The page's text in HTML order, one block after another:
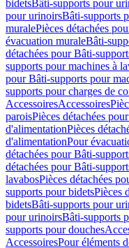
bidetsBâti-supports pour
pour urinoirsBâti-supports
muralePièces détachées
évacuation muraleBâti-
détachées pour Bâti-
supports pour machines à
pour Bâti-supports pour
supports pour charges de
AccessoiresAccessoires
paroisPièces détachées
d'alimentationPièces
d'alimentationPour
détachées pour Bâti-
détachées pour Bâti-
lavabosPièces détachées
supports pour bidetsPièces
bidetsBâti-supports pour
pour urinoirsBâti-supports
supports pour douches
AccessoiresPour éléments